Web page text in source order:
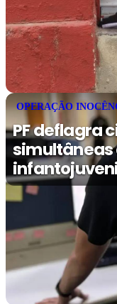
OPERAÇÃO
PF deflagra
simultâneas